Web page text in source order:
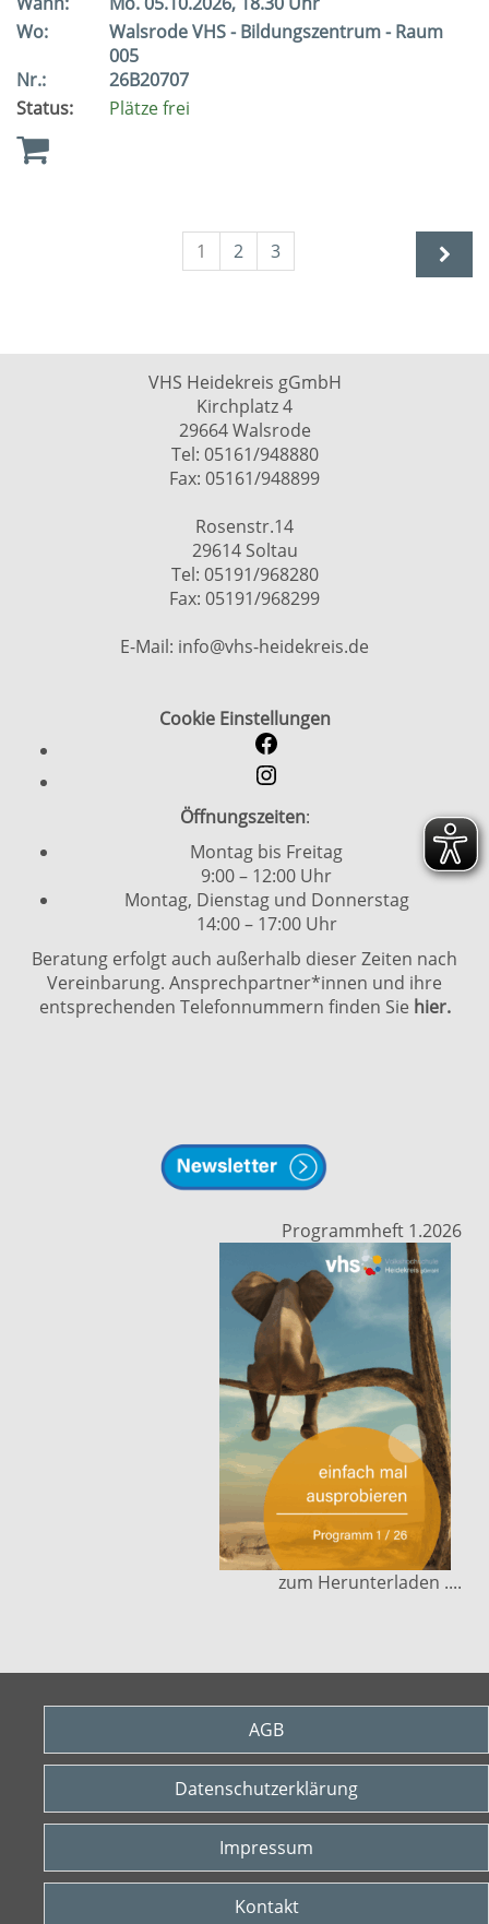
Wo:
Walsrode VHS - Bildungszentrum - Raum
005
Nr.:
26B20707
Status:
Plätze frei
1 2 3
VHS Heidekreis gGmbH
Kirchplatz 4
29664 Walsrode
Tel: 05161/948880
Fax: 05161/948899
Rosenstr.14
29614 Soltau
Tel: 05191/968280
Fax: 05191/968299
E-Mail: info@vhs-heidekreis.de
Cookie Einstellungen
Öffnungszeiten:
Montag bis Freitag
9:00 – 12:00 Uhr
Montag, Dienstag und Donnerstag
14:00 – 17:00 Uhr
Beratung erfolgt auch außerhalb dieser Zeiten nach
Vereinbarung. Ansprechpartner*innen und ihre
entsprechenden Telefonnummern finden Sie hier.
Programmheft 1.2026
zum Herunterladen ....
AGB
Datenschutzerklärung
Impressum
Kontakt